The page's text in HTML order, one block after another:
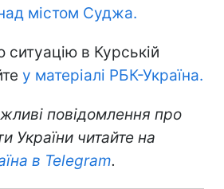
містом Суджа.
в Курській
у матеріалі РБК-Україна.
повідомлення про
України читайте на
в Telegram.